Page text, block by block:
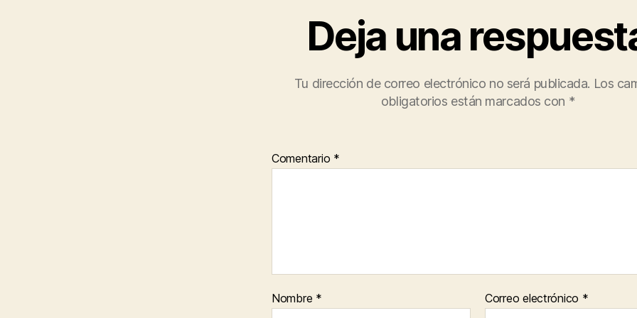
Deja una
Tu dirección de correo electrónico no será publicada. Los
obligatorios están marcados con *
Comentario *
Nombre * Correo electrónico *